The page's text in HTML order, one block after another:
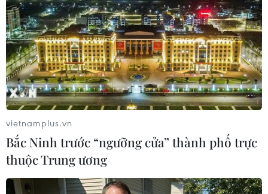
TIN LIÊN QUAN
vietnamplus.vn
Bắc Ninh trước “ngưỡng cửa” thành phố trực
thuộc Trung ương